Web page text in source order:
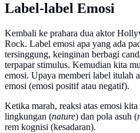
Label-label Emosi
Kembali ke prahara dua aktor
Rock. Label emosi apa yang ada
tersinggung, keinginan berbagi
terpapar stimulus. Kemudian kita
emosi. Upaya memberi label itulah
emosi (emosi positif atau negatif).
Ketika marah, reaksi atas emosi
lingkungan (nature) dan pola asuh (
rem kognisi (kesadaran).